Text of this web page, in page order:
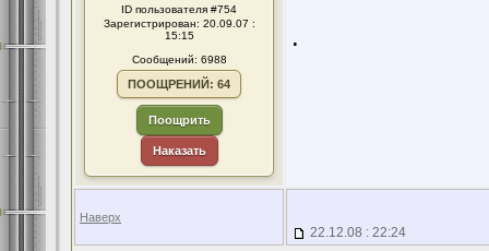
ID пользователя #754
Зарегистрирован: 20.09.07 :
15:15
Сообщений: 6988
ПООЩРЕНИЙ: 64
Поощрить
Наказать
.
Наверх
22.12.08 : 22:24